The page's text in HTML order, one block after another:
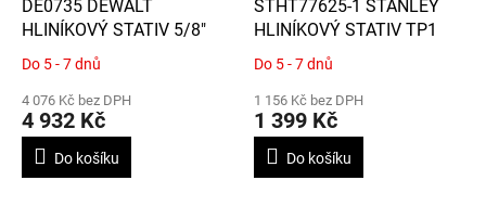
DE0735 DEWALT
HLINÍKOVÝ STATIV 5/8"
Průměrné
produktu
je
5,0
Do 5 - 7 dnů
4 076 Kč bez DPH
4 932 Kč
Do košíku
STHT77625-1 STANLEY
HLINÍKOVÝ STATIV TP1
Průměrné
produktu
je
5,0
Do 5 - 7 dnů
1 156 Kč bez DPH
1 399 Kč
Do košíku